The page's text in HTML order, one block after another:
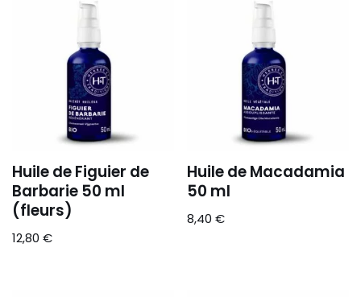
Huile de Figuier de
Barbarie 50 ml
(fleurs)
12,80 €
Huile de Macadamia
50 ml
8,40€